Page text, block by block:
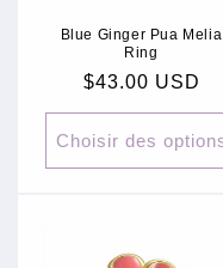
Blue Ginger Pua Melia
Ring
Prix
habituel
$43.00 USD
Choisir des